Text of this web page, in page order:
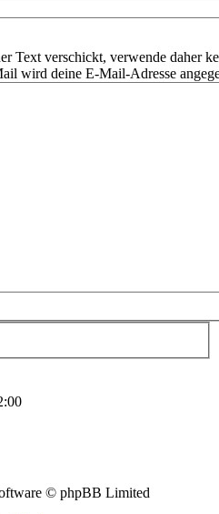
Text verschickt, verwende daher
wird deine E-Mail-Adresse
© phpBB Limited